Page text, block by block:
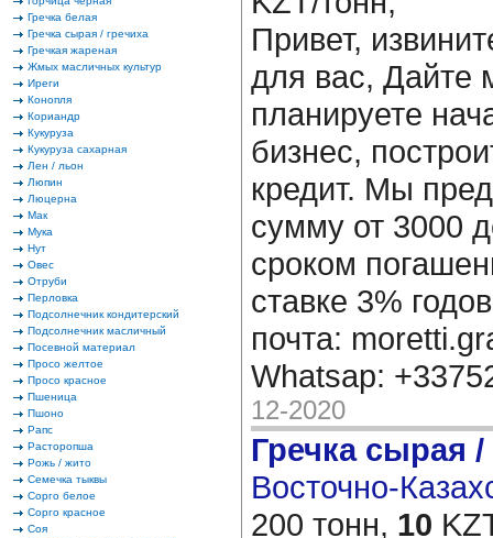
Гречка белая
Гречка сырая / гречиха
Гречкая жареная
Жмых масличных культур
Иреги
Конопля
Кориандр
Кукуруза
Кукуруза сахарная
Лен / льон
Люпин
Люцерна
Мак
Мука
Нут
Овес
Отруби
Перловка
Подсолнечник кондитерский
Подсолнечник масличный
Посевной материал
Просо желтое
Просо красное
Пшеница
Пшоно
Рапс
Расторопша
Рожь / жито
Семечка тыквы
Сорго белое
Сорго красное
Соя
Привет,
для вас, Дайте
планируете
бизнес,
кредит. Мы
сумму от 3000
сроком
ставке 3%
почта:
Whatsap:
12-2020
Гречка сырая /
Восточно-
200 тонн, 10